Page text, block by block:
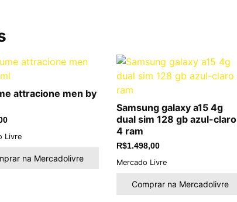
attracione men by
Livre
na Mercadolivre
Samsung galaxy a15 4g
dual sim 128 gb azul-claro
4 ram
R$1.498,00
Mercado Livre
Comprar na Mercadolivre